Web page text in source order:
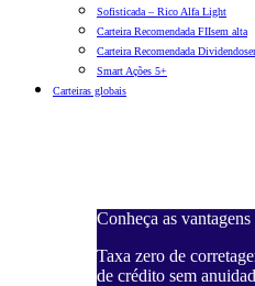
Sofisticada – Rico Alfa Light
Carteira Recomendada FIIsem alta
Carteira Recomendada Dividendos
Smart Ações 5+
Carteiras globais
Conheça as
Taxa zero de
de crédito sem